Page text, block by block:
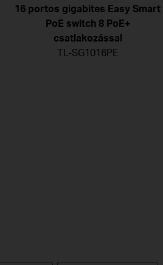
16 portos gigabites Easy Smart
PoE switch 8 PoE+
csatlakozással
TL-SG1016PE